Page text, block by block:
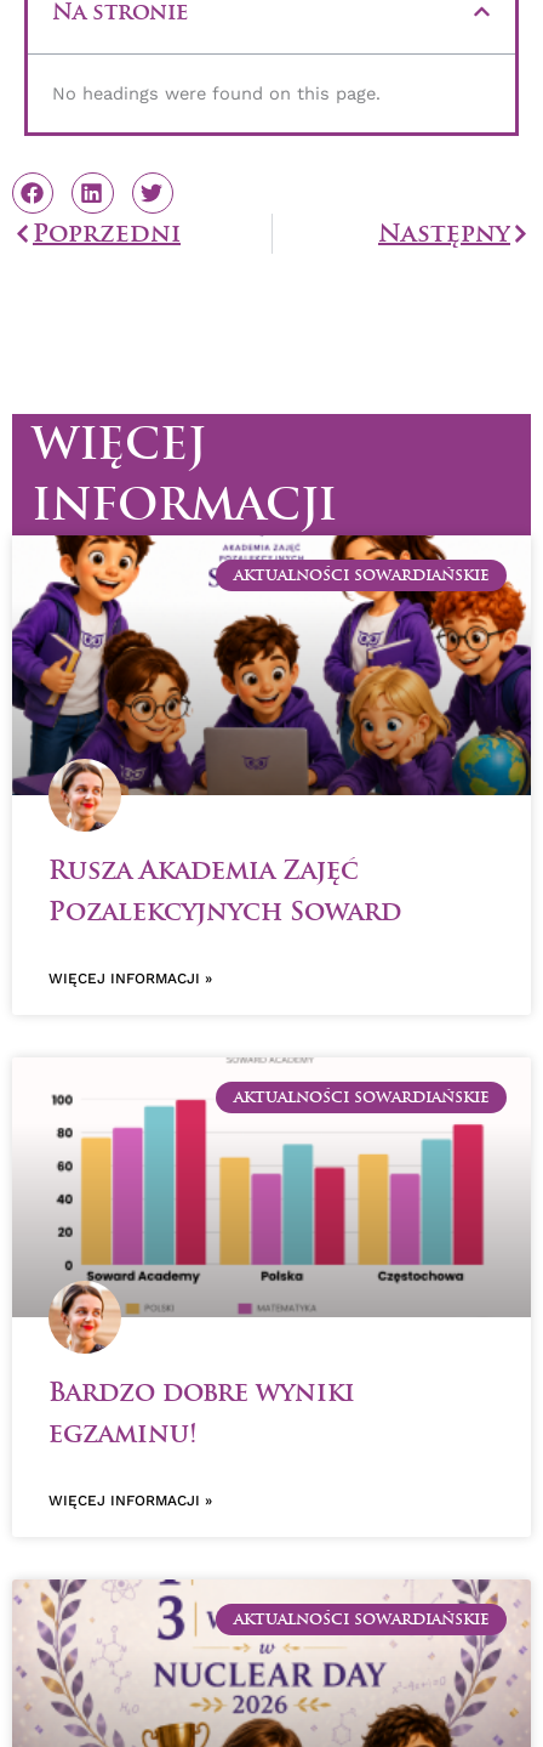
Na stronie
No headings were found on this page.
PrevPoprzedni Następny
WIĘCEJ
INFORMACJI
AKTUALNOŚCI SOWARDIAŃSKIE
Rusza Akademia Zajęć
Pozalekcyjnych Soward
WIĘCEJ INFORMACJI »
AKTUALNOŚCI SOWARDIAŃSKIE
Bardzo dobre wyniki
egzaminu!
WIĘCEJ INFORMACJI »
AKTUALNOŚCI SOWARDIAŃSKIE